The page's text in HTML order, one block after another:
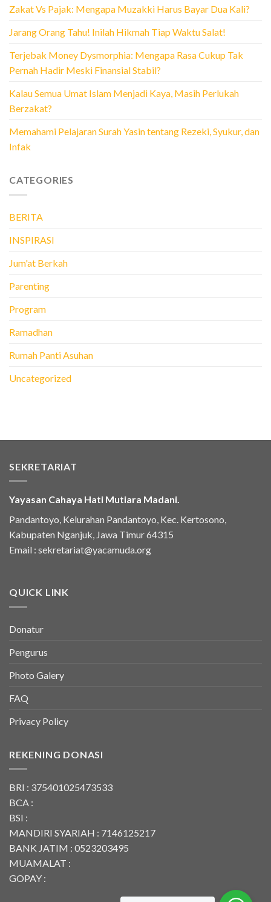
Zakat Vs Pajak: Mengapa Muzakki Harus Bayar Dua Kali?
Jarang Orang Tahu! Inilah Hikmah Tiap Waktu Salat!
Terjebak Money Dysmorphia: Mengapa Rasa Cukup Tak
Pernah Hadir Meski Finansial Stabil?
Kalau Semua Umat Islam Menjadi Kaya, Masih Perlukah
Berzakat?
Memahami Pelajaran Surah Yasin tentang Rezeki, Syukur, dan
Infak
CATEGORIES
BERITA
INSPIRASI
Jum'at Berkah
Parenting
Program
Ramadhan
Rumah Panti Asuhan
Uncategorized
SEKRETARIAT
Yayasan Cahaya Hati Mutiara Madani.
Pandantoyo, Kelurahan Pandantoyo, Kec. Kertosono,
Kabupaten Nganjuk, Jawa Timur 64315
Email : sekretariat@yacamuda.org
QUICK LINK
Donatur
Pengurus
Photo Galery
FAQ
Privacy Policy
REKENING DONASI
BRI : 375401025473533
BCA :
BSI :
MANDIRI SYARIAH : 7146125217
BANK JATIM : 0523203495
MUAMALAT :
GOPAY :